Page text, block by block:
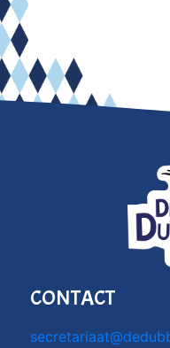
CONTACT